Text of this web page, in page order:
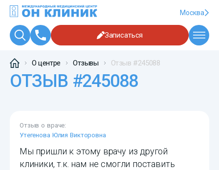
Москва
Записаться
О центре Отзывы Отзыв #245088
ОТЗЫВ #245088
Отзыв о враче:
Утегенова Юлия Викторовна
Мы пришли к этому врачу из другой
клиники, т.к. нам не смогли поставить